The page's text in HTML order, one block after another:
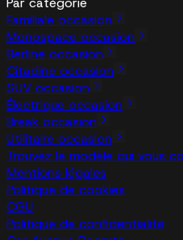
Familiale occasion
Monospace occasion
Berline occasion
Citadine occasion
SUV occasion
Électrique occasion
Break occasion
Utilitaire occasion
Trouvez le modèle qui vous
Mentions légales
Politique de cookies
CGU
Politique de confidentialité